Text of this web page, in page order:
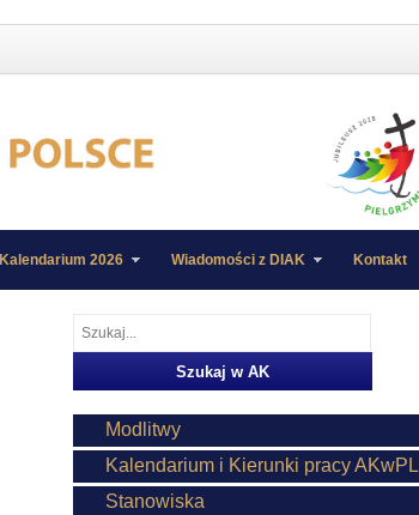
Kalendarium 2026 Wiadomości z DIAK Kontakt
Modlitwy
Kalendarium i Kierunki pracy AKwPL
Stanowiska